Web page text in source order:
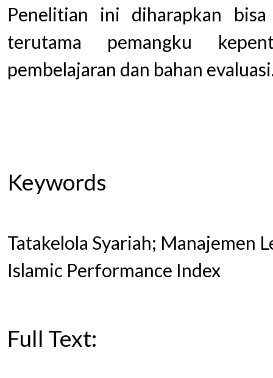
Penelitian ini diharapkan
terutama pemangku
pembelajaran dan bahan
Keywords
Tatakelola Syariah; Manajemen
Islamic Performance Index
Full Text: